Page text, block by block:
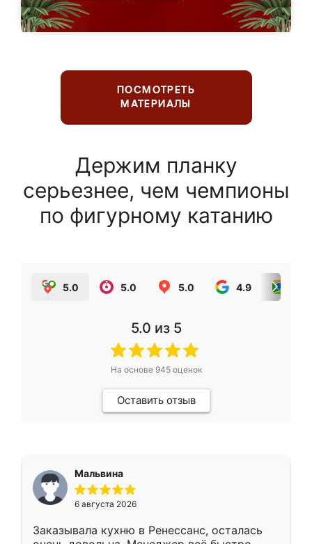
ПОСМОТРЕТЬ
МАТЕРИАЛЫ
Держим планку
серьезнее, чем чемпионы
по фигурному катанию
5.0 5.0 5.0 4.9
5.0 из 5
На основе 945оценок
Оставить отзыв
Мальвина
6 августа 2026
Заказывала кухню в Ренессанс, осталась